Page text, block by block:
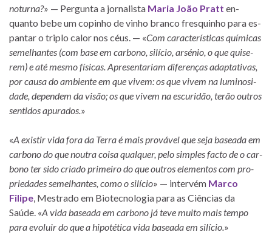
no­turna?» — Pergunta a jor­na­lista Maria João Pratt en­
quanto bebe um co­pi­nho de vi­nho branco fres­qui­nho para es­
pan­tar o tri­plo ca­lor nos céus. — «Com ca­rac­te­rís­ti­cas quí­mi­cas
se­me­lhan­tes (com base em car­bono, si­lí­cio, ar­sé­nio, o que qui­se­
rem) e até mesmo fí­si­cas. Apresentariam di­fe­ren­ças adap­ta­ti­vas,
por causa do am­bi­ente em que vi­vem: os que vi­vem na lu­mi­no­si­
dade, de­pen­dem da vi­são; os que vi­vem na es­cu­ri­dão, te­rão ou­tros
sen­ti­dos apu­ra­dos.»
«A exis­tir vida fora da Terra é mais pro­vá­vel que seja ba­se­ada em
car­bono do que nou­tra coisa qual­quer, pelo sim­ples facto de o car­
bono ter sido cri­ado pri­meiro do que ou­tros ele­men­tos com pro­
pri­e­da­des se­me­lhan­tes, como o si­lí­cio» — in­ter­vém Marco
Filipe, Mestrado em Biotecnologia para as Ciências da
Saúde. «A vida ba­se­ada em car­bono já teve muito mais tempo
para evo­luir do que a hi­po­té­tica vida ba­se­ada em si­lí­cio.»